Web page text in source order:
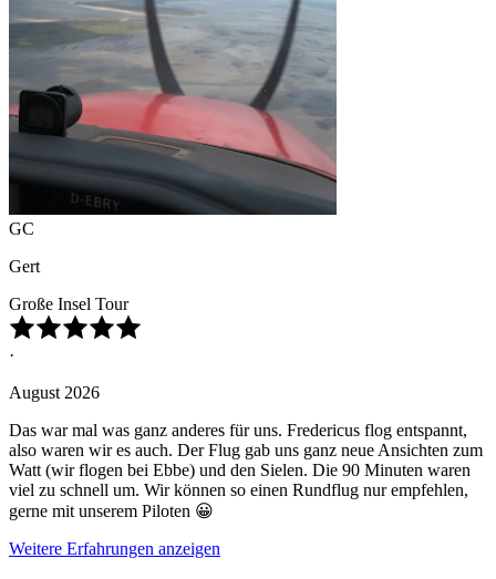
GC
Gert
Große Insel Tour
·
August 2026
Das war mal was ganz anderes für uns. Fredericus flog entspannt,
also waren wir es auch. Der Flug gab uns ganz neue Ansichten zum
Watt (wir flogen bei Ebbe) und den Sielen. Die 90 Minuten waren
viel zu schnell um. Wir können so einen Rundflug nur empfehlen,
gerne mit unserem Piloten 😀
Weitere Erfahrungen anzeigen